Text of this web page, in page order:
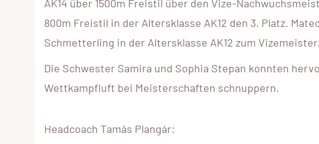
AK14 über 1500m Freistil über den Vize-
800m Freistil in der Altersklasse AK12 den 3. Platz.
Schmetterling in der Altersklasse AK12 zum Vizemeister.
Die Schwester Samira und Sophia Stepan konnten
Wettkampfluft bei Meisterschaften schnuppern.
Headcoach Tamás Plangár: